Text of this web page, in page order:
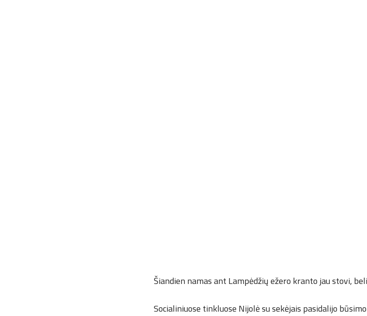
Šiandien namas ant Lampėdžių ežero kranto jau stovi,
Socialiniuose tinkluose Nijolė su sekėjais pasidalijo